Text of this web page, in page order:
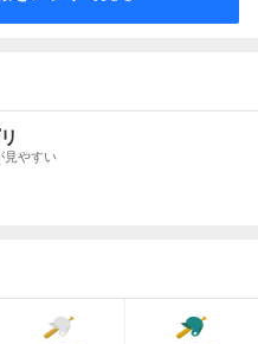
見やすい